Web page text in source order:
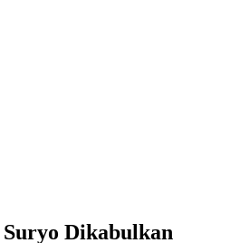
Dikabulkan